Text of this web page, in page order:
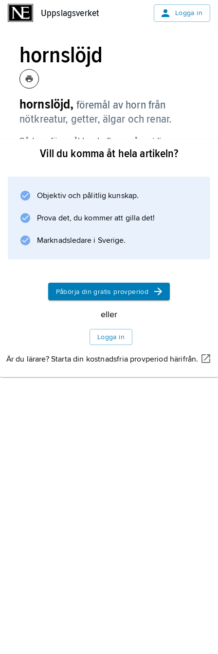
Uppslagsverket Logga in
hornslöjd
hornslöjd, föremål av horn från
nötkreatur, getter, älgar och renar.
Sådana föremål har haft en mångsidig
användning i äldre tid, och renhorn är i dag ett
såg och svarv; det kan, då det är uppvärmt,
kallnat. Det kan poleras
Vill du komma åt hela artikeln?
Objektiv och pålitlig kunskap.
Prova det, du kommer att gilla det!
Marknadsledare i Sverige.
Påbörja din gratis provperiod
eller
Logga in
Är du lärare? Starta din kostnadsfria provperiod härifrån.